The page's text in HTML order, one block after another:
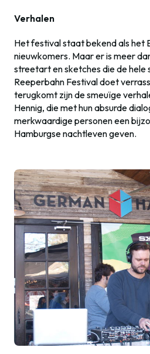
Verhalen
Het festival staat bekend als het
nieuwkomers. Maar er is meer
streetart en sketches die de hele
Reeperbahn Festival doet
terugkomt zijn de smeuïge
Hennig, die met hun absurde
merkwaardige personen een
Hamburgse nachtleven geven.